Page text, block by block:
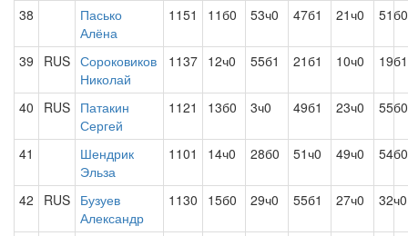
38
Пасько
Алёна
1151 11б0 53ч0 47б1 21ч0 51б0
39 RUS Сороковиков
Николай
1137 12ч0 55б1 21б1 10ч0 19б1
40 RUS Патакин
Сергей
1121 13б0 3ч0 49б1 23ч0 55б0
41
Шендрик
Эльза
1101 14ч0 28б0 51ч0 49ч0 54б0
42 RUS Бузуев
Александр
1130 15б0 29ч0 55б1 27ч0 32ч0